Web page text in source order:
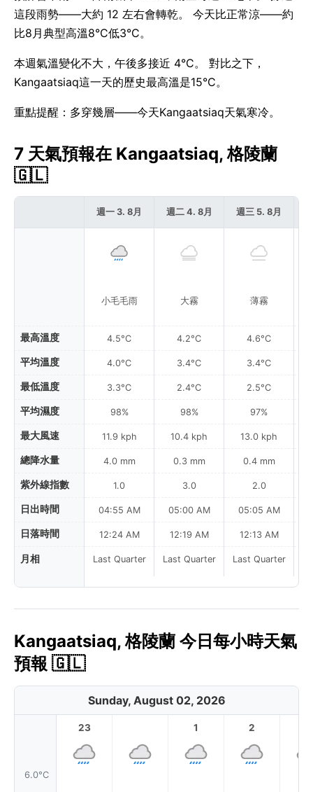
這段雨勢——大約 12 左右會轉乾。 今天比正常涼——約
比8月典型高溫8°C低3°C。
本週氣溫變化不大，午後多接近 4°C。 對比之下，
Kangaatsiaq這一天的歷史最高溫是15°C。
重點提醒：多穿幾層——今天Kangaatsiaq天氣寒冷。
7 天氣預報在 Kangaatsiaq, 格陵蘭
🇬🇱
最高溫度
平均溫度
最低溫度
平均濕度
最大風速
總降水量
紫外線指數
日出時間
日落時間
月相
週一 3. 8月
小毛毛雨
4.5°C
4.0°C
3.3°C
98%
11.9 kph
4.0 mm
1.0
04:55 AM
12:24 AM
Last Quarter
週二 4. 8月
大霧
4.2°C
3.4°C
2.4°C
98%
10.4 kph
0.3 mm
3.0
05:00 AM
12:19 AM
Last Quarter
週三 5. 8月
薄霧
4.6°C
3.4°C
2.5°C
97%
13.0 kph
0.4 mm
2.0
05:05 AM
12:13 AM
Last Quarter
Kangaatsiaq, 格陵蘭 今日每小時天氣
預報 🇬🇱
Sunday, August 02, 2026
6.0°C
23 1 2